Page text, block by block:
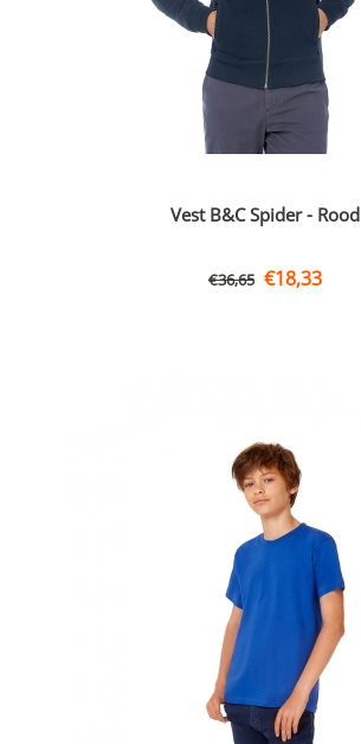
Vest B&C Spider - Rood
€36,65 €18,33